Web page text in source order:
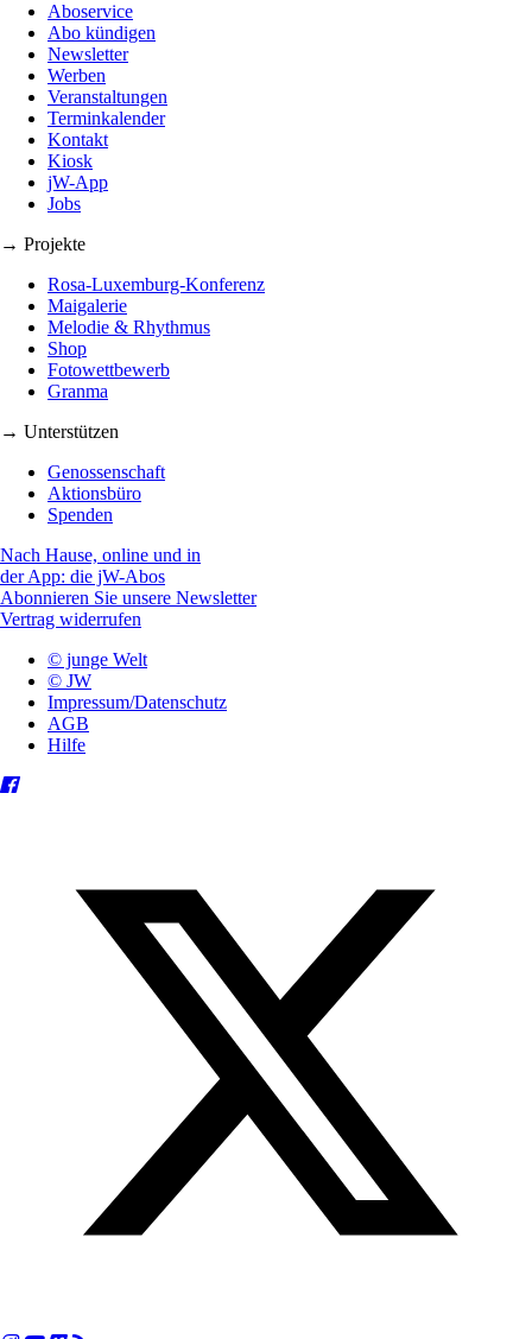
Aboservice
Abo kündigen
Newsletter
Werben
Veranstaltungen
Terminkalender
Kontakt
Kiosk
jW-App
Jobs
→ Projekte
Rosa-Luxemburg-Konferenz
Maigalerie
Melodie & Rhythmus
Shop
Fotowettbewerb
Granma
→ Unterstützen
Genossenschaft
Aktionsbüro
Spenden
Nach Hause, online und in
der App: die jW-Abos
Abonnieren Sie unsere Newsletter
Vertrag widerrufen
© junge Welt
© JW
Impressum/Datenschutz
AGB
Hilfe